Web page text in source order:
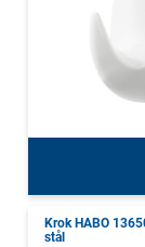
Krok HABO
stål